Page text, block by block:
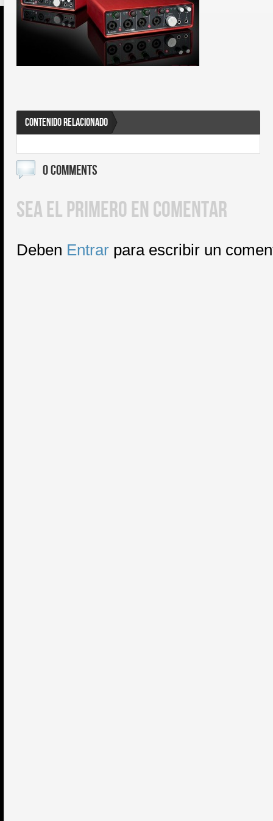
CONTENIDO RELACIONADO
0 COMMENTS
SEA EL PRIMERO EN COMENTAR
Deben Entrar para escribir un